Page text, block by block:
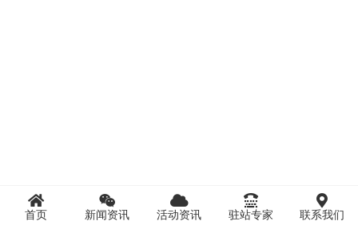
首页 新闻资讯 活动资讯 驻站专家 联系我们